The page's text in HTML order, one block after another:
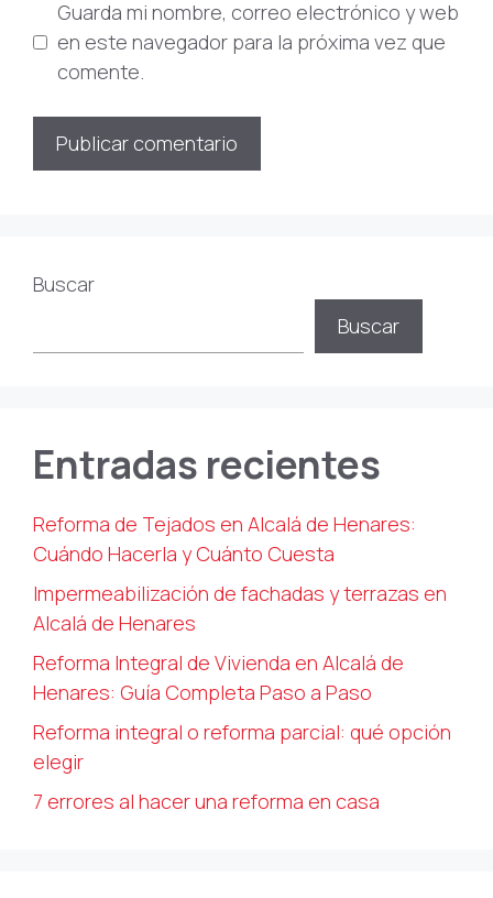
Guarda mi nombre, correo electrónico y web
en este navegador para la próxima vez que
comente.
Buscar
Buscar
Entradas recientes
Reforma de Tejados en Alcalá de Henares:
Cuándo Hacerla y Cuánto Cuesta
Impermeabilización de fachadas y terrazas en
Alcalá de Henares
Reforma Integral de Vivienda en Alcalá de
Henares: Guía Completa Paso a Paso
Reforma integral o reforma parcial: qué opción
elegir
7 errores al hacer una reforma en casa